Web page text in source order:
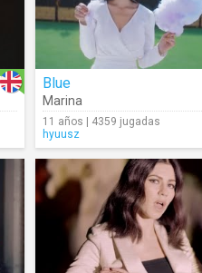
Blue
Marina
11 años | 4359 jugadas
hyuusz